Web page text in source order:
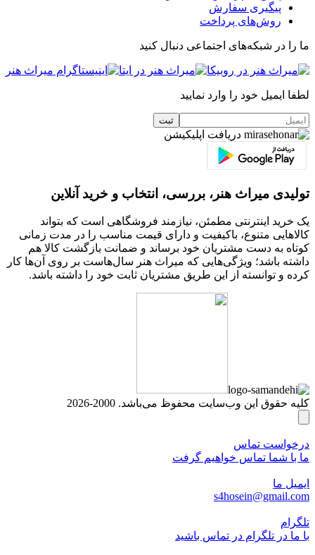
پیگیری سفارش
روش‌های پرداخت
ما را در شبکه‌های اجتماعی دنبال کنید
لطفا ایمیل خود را وارد نمایید
دریافت اپلیکیشن
تولیدی میراث هنر، بررسی، انتخاب و خرید آنلاین
یک خرید اینترنتی مطمئن، نیازمند فروشگاهی است که بتواند
کالاهایی متنوع، باکیفیت و دارای قیمت مناسب را در مدت زمانی
کوتاه به دست مشتریان خود برساند و ضمانت بازگشت کالا هم
داشته باشد؛ ویژگی‌هایی که میراث هنر سال‌هاست بر روی آن‌ها کار
کرده و توانسته از این طریق مشتریان ثابت خود را داشته باشد.
کلیه حقوق این وب‌سایت محفوظ می‌باشد. 2000-2026
درخواست تماس
ما با شما تماس خواهیم گرفت
ایمیل ما
s4hosein@gmail.com
تلگرام
با ما در تلگرام در تماس باشید